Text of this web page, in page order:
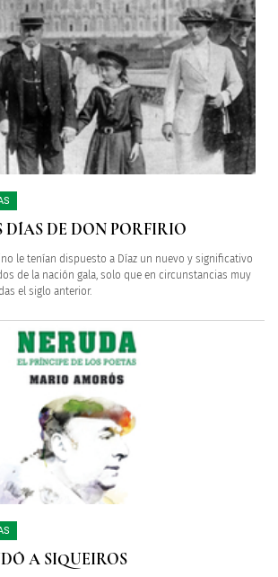
DÍAS DE DON PORFIRIO
le tenían dispuesto a Díaz un nuevo y significativo
de la nación gala, solo que en circunstancias muy
el siglo anterior.
A SIQUEIROS